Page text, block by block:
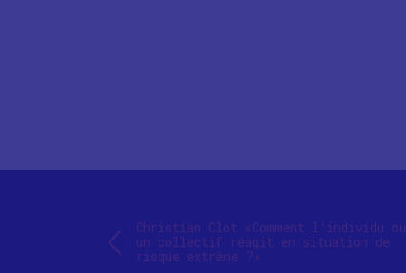
Christian Clot «Comment l’individu ou
un collectif réagit en situation de
risque extrême ?»